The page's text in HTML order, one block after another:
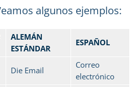
algunos ejemplos:
ALEMÁN
ESTÁNDAR
ESPAÑOL
Die Email
Correo
electrónico